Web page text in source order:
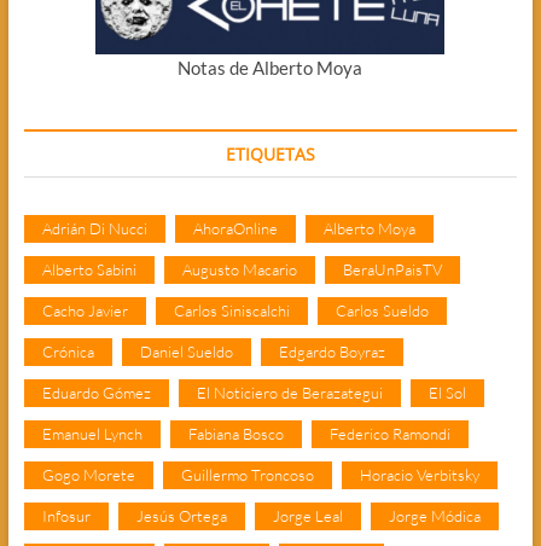
Notas de Alberto Moya
ETIQUETAS
Adrián Di Nucci AhoraOnline Alberto Moya
Alberto Sabini Augusto Macario BeraUnPaisTV
Cacho Javier Carlos Siniscalchi Carlos Sueldo
Crónica Daniel Sueldo Edgardo Boyraz
Eduardo Gómez El Noticiero de Berazategui El Sol
Emanuel Lynch Fabiana Bosco Federico Ramondi
Gogo Morete Guillermo Troncoso Horacio Verbitsky
Infosur Jesús Ortega Jorge Leal Jorge Módica